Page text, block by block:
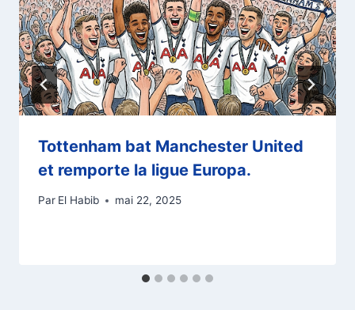
Tottenham bat Manchester United
et remporte la ligue Europa.
Par El Habib mai 22, 2025